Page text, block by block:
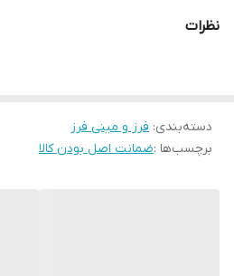
نظرات
دسته‌بندی: فرز و مینی فرز
برچسب‌ها :ضمانت اصل بودن کالا